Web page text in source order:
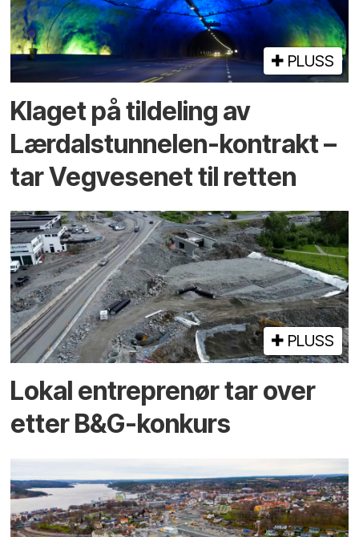
PLUSS
Klaget på tildeling av
Lærdalstunnelen-kontrakt –
tar Vegvesenet til retten
PLUSS
Lokal entreprenør tar over
etter B&G-konkurs